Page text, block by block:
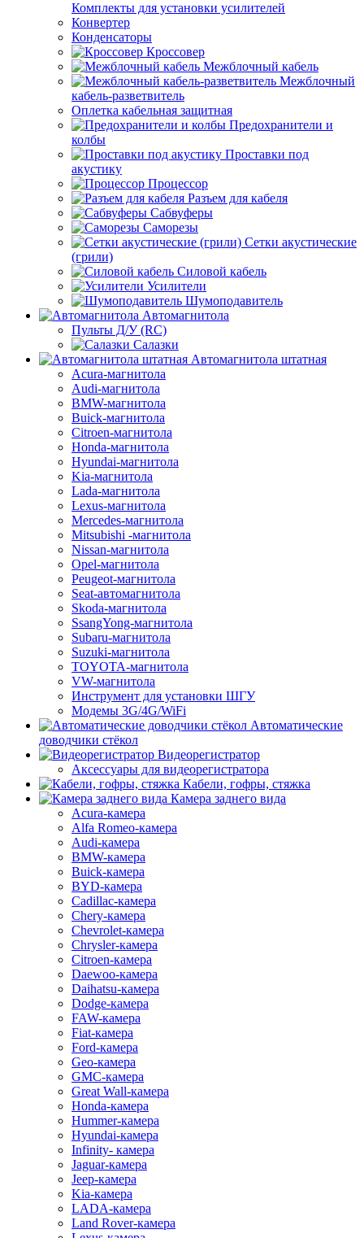
Комплекты для установки усилителей
Конвертер
Конденсаторы
Кроссовер
Межблочный кабель
Межблочный
кабель-разветвитель
Оплетка кабельная защитная
Предохранители и
колбы
Проставки под
акустику
Процессор
Разъем для кабеля
Сабвуферы
Саморезы
Сетки акустические
(грили)
Силовой кабель
Усилители
Шумоподавитель
Автомагнитола
Пульты Д/У (RC)
Салазки
Автомагнитола штатная
Acura-магнитола
Audi-магнитола
BMW-магнитола
Buick-магнитола
Citroen-магнитола
Honda-магнитола
Hyundai-магнитола
Kia-магнитола
Lada-магнитола
Lexus-магнитола
Mercedes-магнитола
Mitsubishi -магнитола
Nissan-магнитола
Opel-магнитола
Peugeot-магнитола
Seat-автомагнитола
Skoda-магнитола
SsangYong-магнитола
Subaru-магнитола
Suzuki-магнитола
TOYOTA-магнитола
VW-магнитола
Инструмент для установки ШГУ
Модемы 3G/4G/WiFi
Автоматические
доводчики стёкол
Видеорегистратор
Аксессуары для видеорегистратора
Кабели, гофры, стяжка
Камера заднего вида
Acura-камера
Alfa Romeo-камера
Audi-камера
BMW-камера
Buick-камера
BYD-камера
Cadillac-камера
Chery-камера
Chevrolet-камера
Chrysler-камера
Citroen-камера
Daewoo-камера
Daihatsu-камера
Dodge-камера
FAW-камера
Fiat-камера
Ford-камера
Geo-камера
GMC-камера
Great Wall-камера
Honda-камера
Hummer-камера
Hyundai-камера
Infinity- камера
Jaguar-камера
Jeep-камера
Kia-камера
LADA-камера
Land Rover-камера